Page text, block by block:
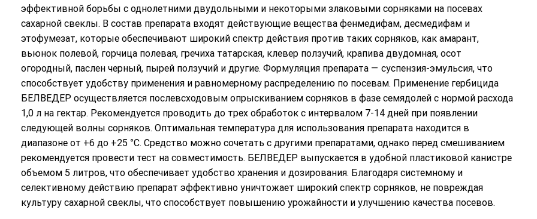
эффективной борьбы с однолетними двудольными и некоторыми злаковыми сорняками на посевах
сахарной свеклы. В состав препарата входят действующие вещества фенмедифам, десмедифам и
этофумезат, которые обеспечивают широкий спектр действия против таких сорняков, как амарант,
вьюнок полевой, горчица полевая, гречиха татарская, клевер ползучий, крапива двудомная, осот
огородный, паслен черный, пырей ползучий и другие. Формуляция препарата — суспензия-эмульсия, что
способствует удобству применения и равномерному распределению по посевам. Применение гербицида
БЕЛВЕДЕР осуществляется послевсходовым опрыскиванием сорняков в фазе семядолей с нормой расхода
1,0 л на гектар. Рекомендуется проводить до трех обработок с интервалом 7-14 дней при появлении
следующей волны сорняков. Оптимальная температура для использования препарата находится в
диапазоне от +6 до +25 °С. Средство можно сочетать с другими препаратами, однако перед смешиванием
рекомендуется провести тест на совместимость. БЕЛВЕДЕР выпускается в удобной пластиковой канистре
объемом 5 литров, что обеспечивает удобство хранения и дозирования. Благодаря системному и
селективному действию препарат эффективно уничтожает широкий спектр сорняков, не повреждая
культуру сахарной свеклы, что способствует повышению урожайности и улучшению качества посевов.